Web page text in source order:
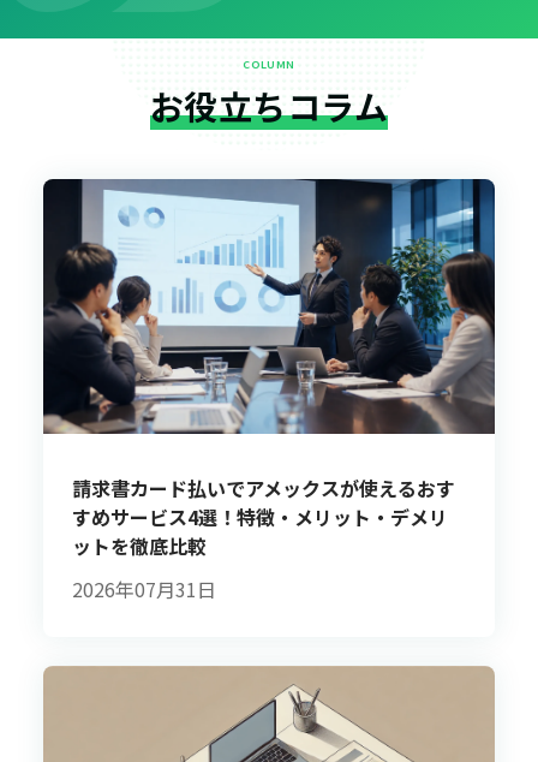
COLUMN
お役立ちコラム
請求書カード払いでアメックスが使えるおす
すめサービス4選！特徴・メリット・デメリ
ットを徹底比較
2026年07月31日